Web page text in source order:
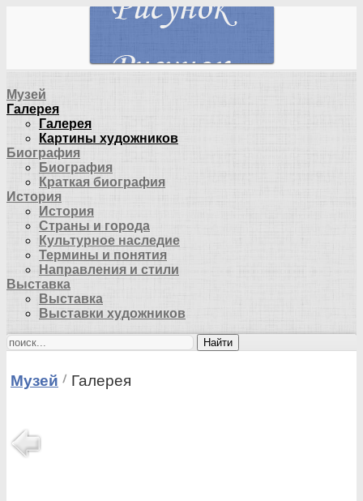
Музей
Галерея
Галерея
Картины художников
Биография
Биография
Краткая биография
История
История
Страны и города
Культурное наследие
Термины и понятия
Направления и стили
Выставка
Выставка
Выставки художников
Найти
Музей Галерея